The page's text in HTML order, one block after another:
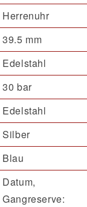
Herrenuhr
39.5 mm
Edelstahl
30 bar
Edelstahl
Silber
Blau
Datum,
Gangreserve: